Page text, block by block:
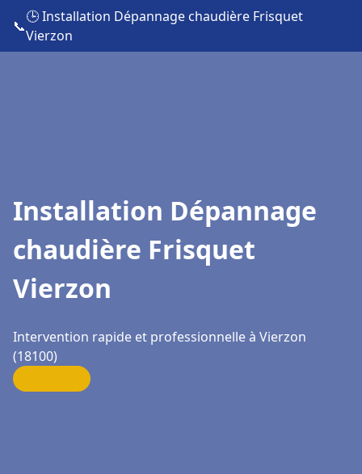
📞
🕒 Installation Dépannage chaudière Frisquet
Vierzon
Installation Dépannage
chaudière Frisquet
Vierzon
Intervention rapide et professionnelle à Vierzon
(18100)